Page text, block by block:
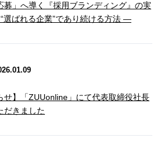
募」へ導く『採用ブランディング』の実
ばれる企業”であり続ける方法 ―
せ】「ZUUonline」にて代表取締役社長
だきました